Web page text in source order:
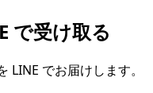
で受け取る
LINE でお届けします。